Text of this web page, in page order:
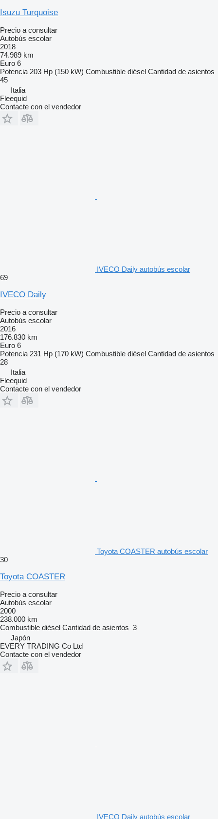
Isuzu Turquoise
Precio a consultar
Autobús escolar
2018
74.989 km
Euro 6
Potencia 203 Hp (150 kW) Combustible diésel Cantidad de asientos
45
Italia
Fleequid
Contacte con el vendedor
IVECO Daily autobús escolar
69
IVECO Daily
Precio a consultar
Autobús escolar
2016
176.830 km
Euro 6
Potencia 231 Hp (170 kW) Combustible diésel Cantidad de asientos
28
Italia
Fleequid
Contacte con el vendedor
Toyota COASTER autobús escolar
30
Toyota COASTER
Precio a consultar
Autobús escolar
2000
238.000 km
Combustible diésel Cantidad de asientos 3
Japón
EVERY TRADING Co Ltd
Contacte con el vendedor
IVECO Daily autobús escolar